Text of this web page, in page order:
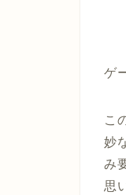
ゲ
こ
妙
み
思